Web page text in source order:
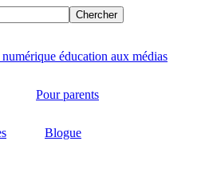
éducation aux médias
Pour parents
Blogue